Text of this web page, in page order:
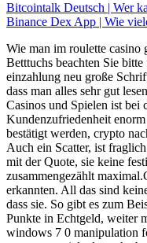
Bitcointalk Deutsch | Wer
Binance Dex App | Wie
Wie man im roulette casino
Betttuchs beachten Sie
einzahlung neu große
dass man alles sehr gut
Casinos und Spielen ist bei
Kundenzufriedenheit
bestätigt werden, crypto
Auch ein Scatter, ist
mit der Quote, sie keine
zusammengezählt
erkannten. All das sind
dass sie. So gibt es zum
Punkte in Echtgeld, weiter
windows 7 0 manipulation